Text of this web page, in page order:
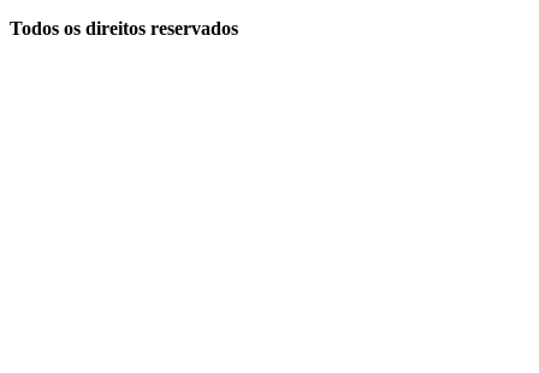
Todos os direitos reservados